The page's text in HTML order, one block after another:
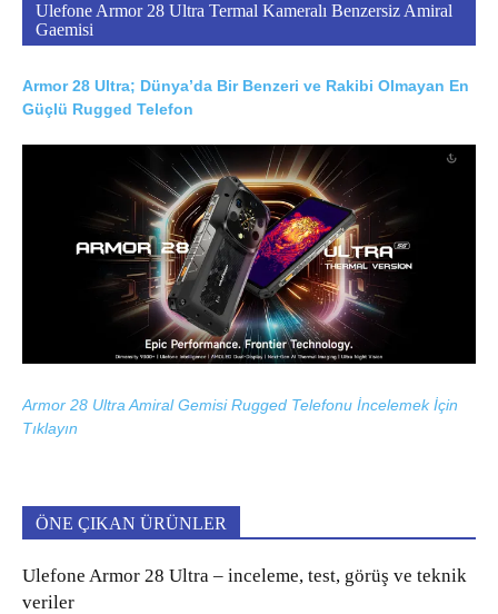
Ulefone Armor 28 Ultra Termal Kameralı Benzersiz Amiral
Gaemisi
Armor 28 Ultra; Dünya’da Bir Benzeri ve Rakibi Olmayan En
Güçlü Rugged Telefon
Armor 28 Ultra Amiral Gemisi Rugged Telefonu İncelemek İçin
Tıklayın
ÖNE ÇIKAN ÜRÜNLER
Ulefone Armor 28 Ultra – inceleme, test, görüş ve teknik
veriler